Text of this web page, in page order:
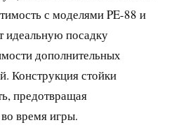
с моделями PE-88 и
идеальную посадку
дополнительных
Конструкция стойки
предотвращая
время игры.